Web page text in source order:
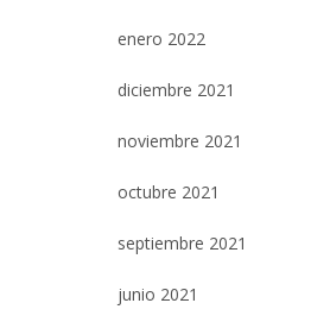
enero 2022
diciembre 2021
noviembre 2021
octubre 2021
septiembre 2021
junio 2021